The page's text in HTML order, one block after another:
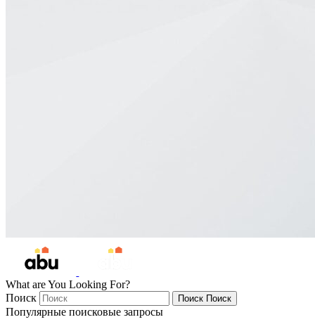
What are You Looking For?
Поиск
Поиск Поиск
Популярные поисковые запросы